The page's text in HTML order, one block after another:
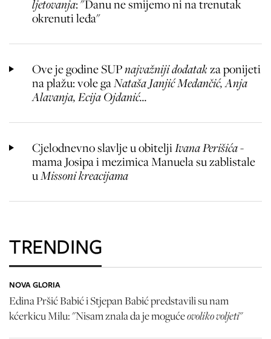
ljetovanja: "Danu ne smijemo ni na trenutak
okrenuti leđa"
Ove je godine SUPnajvažniji dodatakza ponijeti
na plažu: vole gaNataša Janjić Medančić, Anja
Alavanja, Ecija Ojdanić...
Cjelodnevno slavlje u obiteljiIvana Perišića-
mama Josipa i mezimica Manuela su zablistale
uMissoni kreacijama
TRENDING
NOVA GLORIA
Edina Pršić Babić i Stjepan Babić predstavili su nam
kćerkicu Milu: "Nisam znala da je mogućeovoliko voljeti"